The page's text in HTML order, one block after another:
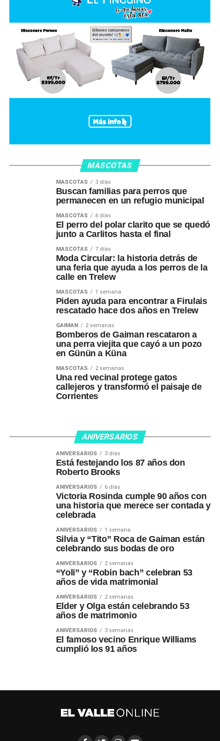
MASCOTAS
MASCOTAS 3 días
Buscan familias para perros que
permanecen en un refugio municipal
MASCOTAS 6 días
El perro del polar clarito que se quedó
junto a Carlitos hasta el final
MASCOTAS 7 días
Moda Circular: la historia detrás de
una feria que ayuda a los perros de la
calle en Trelew
MASCOTAS 1 semana
Piden ayuda para encontrar a Firulais
rescatado hace dos años en Trelew
GAIMAN 2 semanas
Bomberos de Gaiman rescataron a
una perra viejita que cayó a un pozo
en Günün a Küna
MASCOTAS 2 semanas
Una red vecinal protege gatos
callejeros y transformó el paisaje de
Corrientes
ANIVERSARIOS
ANIVERSARIOS 3 días
Está festejando los 87 años don
Roberto Brooks
ANIVERSARIOS 6 días
Victoria Rosinda cumple 90 años con
una historia que merece ser contada y
celebrada
ANIVERSARIOS 1 semana
Silvia y “Tito” Roca de Gaiman están
celebrando sus bodas de oro
ANIVERSARIOS 2 semanas
“Yoli” y “Robin bach” celebran 53
años de vida matrimonial
ANIVERSARIOS 2 semanas
Elder y Olga están celebrando 53
años de matrimonio
ANIVERSARIOS 3 semanas
El famoso vecino Enrique Williams
cumplió los 91 años